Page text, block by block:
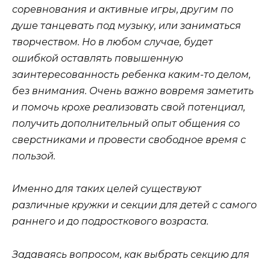
соревнования и активные игры, другим по
душе танцевать под музыку, или заниматься
творчеством. Но в любом случае, будет
ошибкой оставлять повышенную
заинтересованность ребенка каким-то делом,
без внимания. Очень важно вовремя заметить
и помочь крохе реализовать свой потенциал,
получить дополнительный опыт общения со
сверстниками и провести свободное время с
пользой.
Именно для таких целей существуют
различные кружки и секции для детей с самого
раннего и до подросткового возраста.
Задаваясь вопросом, как выбрать секцию для